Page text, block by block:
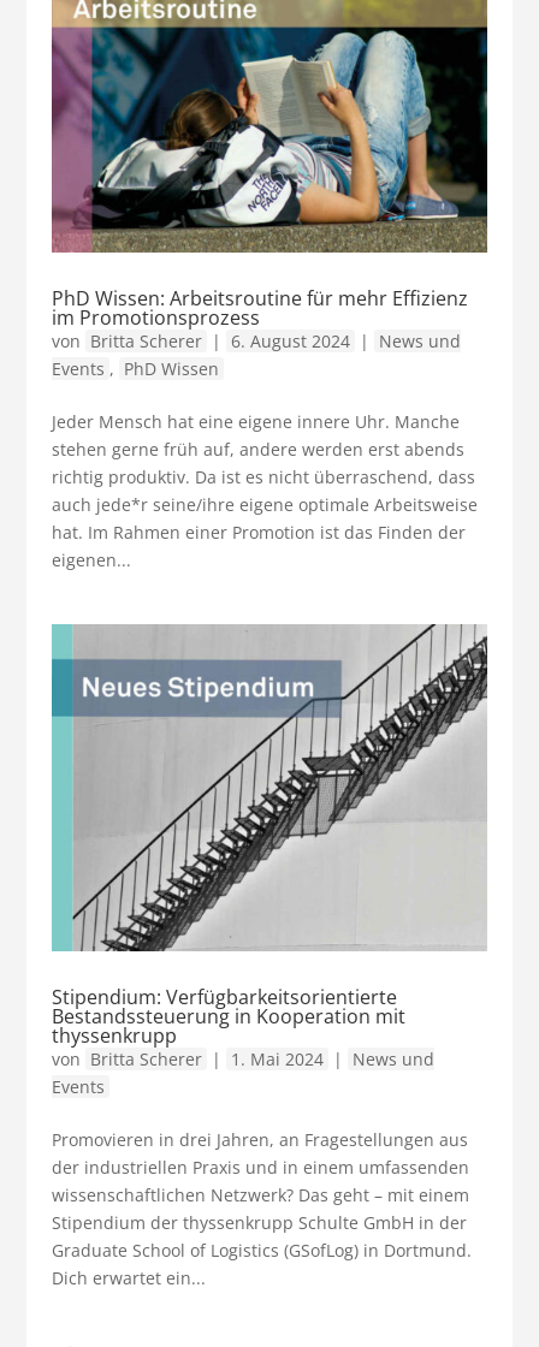
PhD Wissen: Arbeitsroutine für mehr Effizienz
im Promotionsprozess
von Britta Scherer | 6. August 2024 |
News und
Events , PhD Wissen
Jeder Mensch hat eine eigene innere Uhr. Manche
stehen gerne früh auf, andere werden erst abends
richtig produktiv. Da ist es nicht überraschend, dass
auch jede*r seine/ihre eigene optimale Arbeitsweise
hat. Im Rahmen einer Promotion ist das Finden der
eigenen...
Stipendium: Verfügbarkeitsorientierte
Bestandssteuerung in Kooperation mit
thyssenkrupp
von Britta Scherer | 1. Mai 2024 |
News und
Events
Promovieren in drei Jahren, an Fragestellungen aus
der industriellen Praxis und in einem umfassenden
wissenschaftlichen Netzwerk? Das geht – mit einem
Stipendium der thyssenkrupp Schulte GmbH in der
Graduate School of Logistics (GSofLog) in Dortmund.
Dich erwartet ein...